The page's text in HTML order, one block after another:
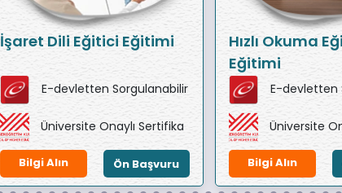
İşaret Dili Eğitici Eğitimi
E-devletten Sorgulanabilir
Üniversite Onaylı Sertifika
Bilgi Alın Ön Başvuru
Hızlı Okuma
Eğitimi
E-devletten
Üniversite
Bilgi Alın